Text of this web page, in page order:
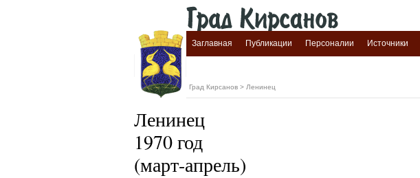
Заглавная Публикации Персоналии Источники
Град Кирсанов > Ленинец
Ленинец
1970 год
(март-апрель)